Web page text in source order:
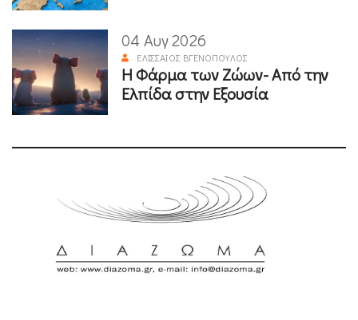
04 Αυγ 2026
ΕΛΙΣΣΑΊΟΣ ΒΓΕΝΌΠΟΥΛΟΣ
Η Φάρμα των Ζώων- Από την
Ελπίδα στην Εξουσία